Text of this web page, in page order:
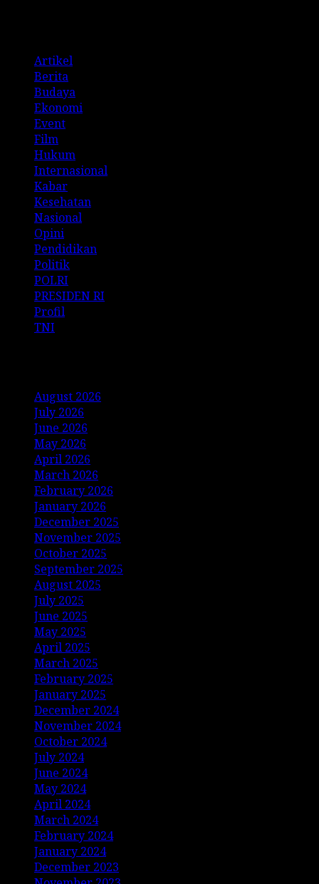
Artikel
Berita
Budaya
Ekonomi
Event
Film
Hukum
Internasional
Kabar
Kesehatan
Nasional
Opini
Pendidikan
Politik
POLRI
PRESIDEN RI
Profil
TNI
August 2026
July 2026
June 2026
May 2026
April 2026
March 2026
February 2026
January 2026
December 2025
November 2025
October 2025
September 2025
August 2025
July 2025
June 2025
May 2025
April 2025
March 2025
February 2025
January 2025
December 2024
November 2024
October 2024
July 2024
June 2024
May 2024
April 2024
March 2024
February 2024
January 2024
December 2023